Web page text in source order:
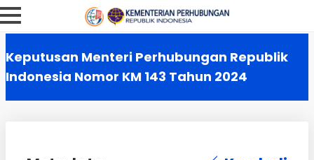
Keputusan Menteri Perhubungan Republik
Indonesia Nomor KM 143 Tahun 2024